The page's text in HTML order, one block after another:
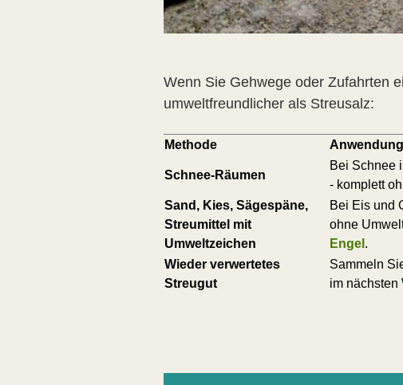
Wenn Sie Gehwege oder Zufahrten
umweltfreundlicher als Streusalz:
Methode
Schnee-Räumen
Bei Schnee
- komplett
Sand, Kies, Sägespäne,
Streumittel mit
Umweltzeichen
Bei Eis und
ohne
Engel .
Wieder verwertetes
Streugut
Sammeln
im nächsten